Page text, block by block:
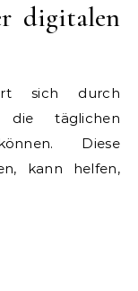
digitalen
sich durch
die täglichen
Diese
kann helfen,